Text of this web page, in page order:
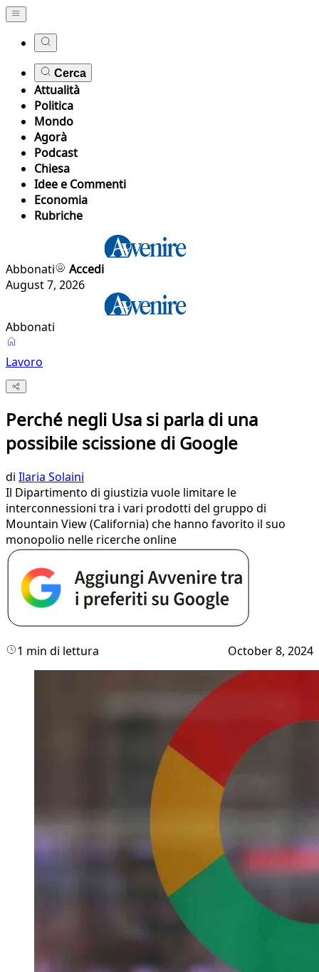
Cerca
Attualità
Politica
Mondo
Agorà
Podcast
Chiesa
Idee e Commenti
Economia
Rubriche
Abbonati
Accedi
August 7, 2026
Abbonati
Lavoro
Perché negli Usa si parla di una
possibile scissione di Google
di Ilaria Solaini
Il Dipartimento di giustizia vuole limitare le
interconnessioni tra i vari prodotti del gruppo di
Mountain View (California) che hanno favorito il suo
monopolio nelle ricerche online
1 min di lettura October 8, 2024